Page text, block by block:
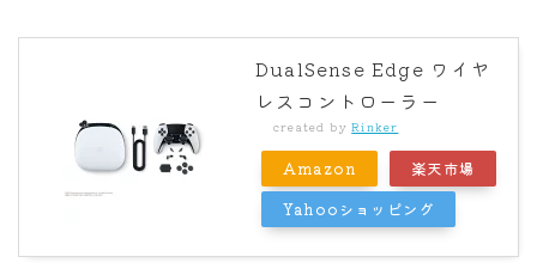
DualSense Edge ワイヤ
レスコントローラー
created byRinker
Amazon
楽天市場
Yahooショッピング